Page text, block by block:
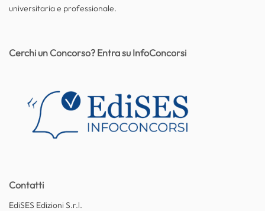
universitaria e professionale.
Contatti
EdiSES Edizioni S.r.l.
Cerchi un Concorso? Entra su InfoConcorsi